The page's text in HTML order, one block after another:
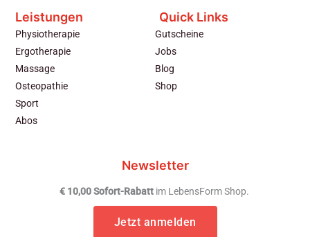
Leistungen
Physiotherapie
Ergotherapie
Massage
Osteopathie
Sport
Abos
Quick Links
Gutscheine
Jobs
Blog
Shop
Newsletter
€ 10,00 Sofort-Rabatt im LebensForm Shop.
Jetzt anmelden